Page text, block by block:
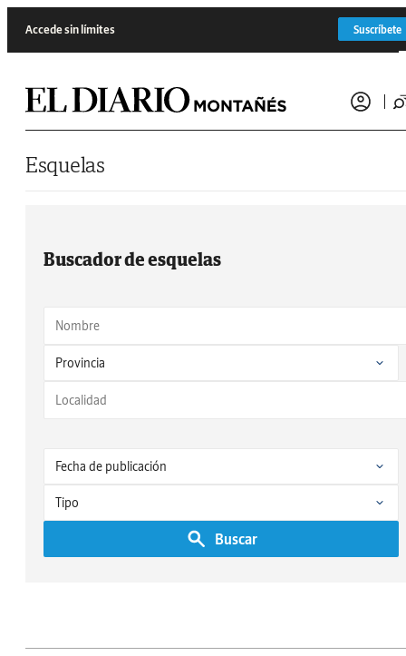
Accede sin límites Suscríbete
Esquelas
Buscador de esquelas
Buscar